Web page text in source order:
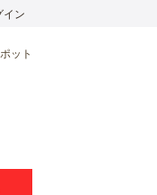
イン
ット